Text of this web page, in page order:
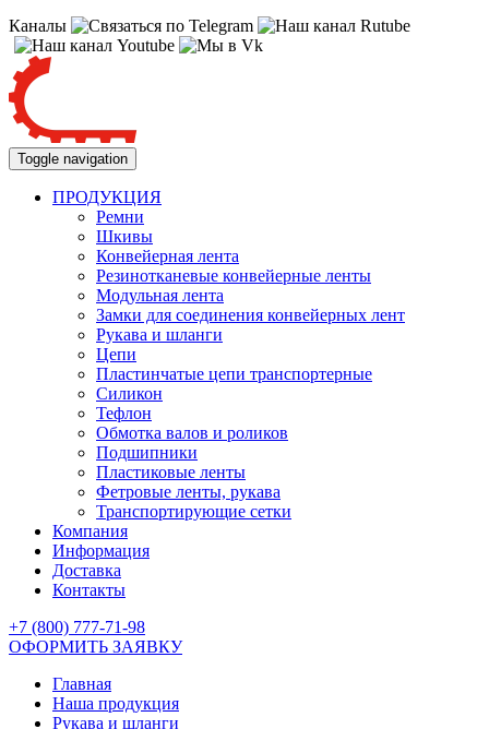
Каналы
Toggle navigation
ПРОДУКЦИЯ
Ремни
Шкивы
Конвейерная лента
Резинотканевые конвейерные ленты
Модульная лента
Замки для соединения конвейерных лент
Рукава и шланги
Цепи
Пластинчатые цепи транспортерные
Силикон
Тефлон
Обмотка валов и роликов
Подшипники
Пластиковые ленты
Фетровые ленты, рукава
Транспортирующие сетки
Компания
Информация
Доставка
Контакты
+7 (800) 777-71-98
ОФОРМИТЬ ЗАЯВКУ
Главная
Наша продукция
Рукава и шланги